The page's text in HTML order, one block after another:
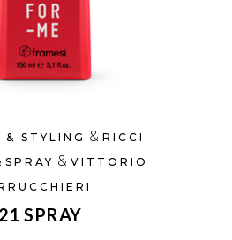
& STYLING & RICCI
SPRAY & VITTORIO
SPRAY